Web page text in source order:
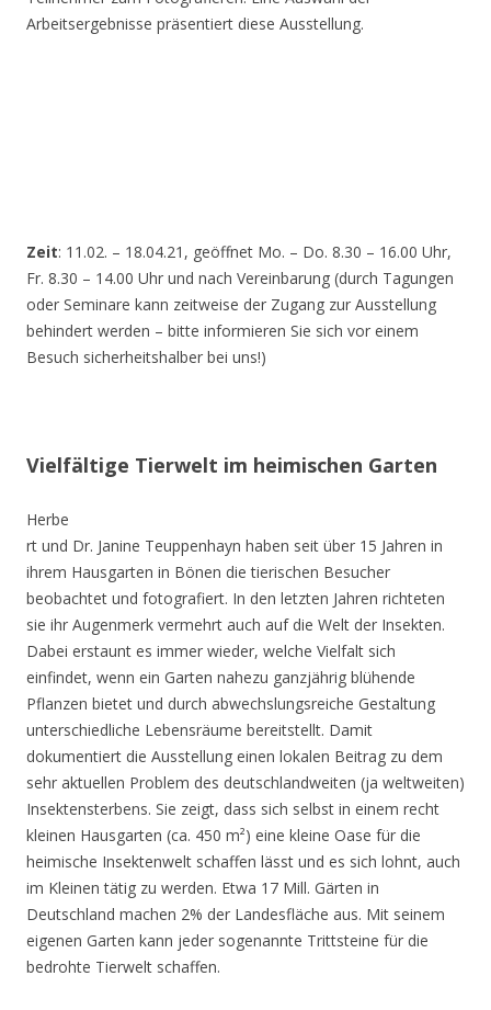
Arbeitsergebnisse präsentiert diese Ausstellung.
Zeit: 11.02. – 18.04.21, geöffnet Mo. – Do. 8.30 – 16.00 Uhr,
Fr. 8.30 – 14.00 Uhr und nach Vereinbarung (durch Tagungen
oder Seminare kann zeitweise der Zugang zur Ausstellung
behindert werden – bitte informieren Sie sich vor einem
Besuch sicherheitshalber bei uns!)
Vielfältige Tierwelt im heimischen Garten
Herbe
rt und Dr. Janine Teuppenhayn haben seit über 15 Jahren in
ihrem Hausgarten in Bönen die tierischen Besucher
beobachtet und fotografiert. In den letzten Jahren richteten
sie ihr Augenmerk vermehrt auch auf die Welt der Insekten.
Dabei erstaunt es immer wieder, welche Vielfalt sich
einfindet, wenn ein Garten nahezu ganzjährig blühende
Pflanzen bietet und durch abwechslungsreiche Gestaltung
unterschiedliche Lebensräume bereitstellt. Damit
dokumentiert die Ausstellung einen lokalen Beitrag zu dem
sehr aktuellen Problem des deutschlandweiten (ja weltweiten)
Insektensterbens. Sie zeigt, dass sich selbst in einem recht
kleinen Hausgarten (ca. 450 m²) eine kleine Oase für die
heimische Insektenwelt schaffen lässt und es sich lohnt, auch
im Kleinen tätig zu werden. Etwa 17 Mill. Gärten in
Deutschland machen 2% der Landesfläche aus. Mit seinem
eigenen Garten kann jeder sogenannte Trittsteine für die
bedrohte Tierwelt schaffen.